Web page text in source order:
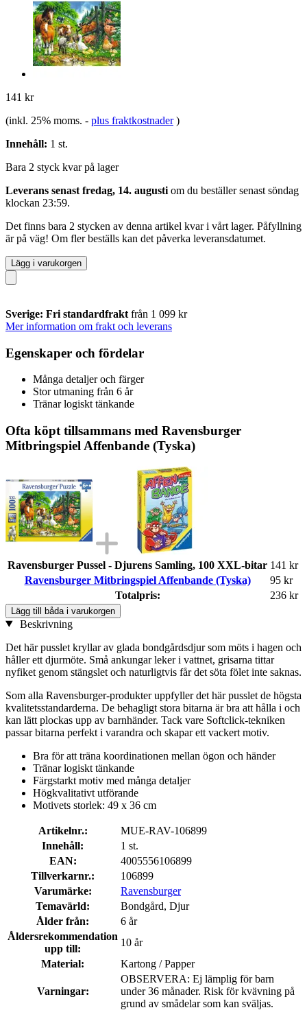
141 kr
(inkl. 25% moms. - plus fraktkostnader )
Innehåll: 1 st.
Bara 2 styck kvar på lager
Leverans senast fredag, 14. augusti om du beställer senast söndag
klockan 23:59.
Det finns bara 2 stycken av denna artikel kvar i vårt lager. Påfyllning
är på väg! Om fler beställs kan det påverka leveransdatumet.
Lägg i varukorgen
Sverige: Fri standardfrakt från 1 099 kr
Mer information om frakt och leverans
Egenskaper och fördelar
Många detaljer och färger
Stor utmaning från 6 år
Tränar logiskt tänkande
Ofta köpt tillsammans med Ravensburger
Mitbringspiel Affenbande (Tyska)
Ravensburger Pussel - Djurens Samling, 100 XXL-bitar 141 kr
Ravensburger Mitbringspiel Affenbande (Tyska)
95 kr
Totalpris:
236 kr
Lägg till båda i varukorgen
Beskrivning
Det här pusslet kryllar av glada bondgårdsdjur som möts i hagen och
håller ett djurmöte. Små ankungar leker i vattnet, grisarna tittar
nyfiket genom stängslet och naturligtvis får det söta fölet inte saknas.
Som alla Ravensburger-produkter uppfyller det här pusslet de högsta
kvalitetsstandarderna. De behagligt stora bitarna är bra att hålla i och
kan lätt plockas upp av barnhänder. Tack vare Softclick-tekniken
passar bitarna perfekt i varandra och skapar ett vackert motiv.
Bra för att träna koordinationen mellan ögon och händer
Tränar logiskt tänkande
Färgstarkt motiv med många detaljer
Högkvalitativt utförande
Motivets storlek: 49 x 36 cm
Artikelnr.:
MUE-RAV-106899
Innehåll:
1 st.
EAN:
4005556106899
Tillverkarnr.:
106899
Varumärke:
Ravensburger
Temavärld:
Bondgård, Djur
Ålder från:
6 år
Åldersrekommendation
upp till:
10 år
Material:
Kartong / Papper
Varningar:
OBSERVERA: Ej lämplig för barn
under 36 månader. Risk för kvävning på
grund av smådelar som kan sväljas.